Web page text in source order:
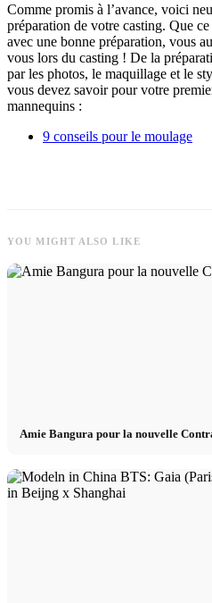
Comme promis à l’avance, voici
préparation de votre casting. Que
avec une bonne préparation, vous
vous lors du casting ! De la
par les photos, le maquillage et le
vous devez savoir pour votre
mannequins :
9 conseils pour le moulage
YOU MIGHT ALSO LIKE
Amie Bangura pour la nouvelle